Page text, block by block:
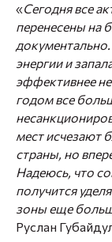
«Сегодня все
перенесены на
энергии и
эффективнее
годом все
мест исчезают
страны, но
Надеюсь, что
получится
зоны еще
Руслан